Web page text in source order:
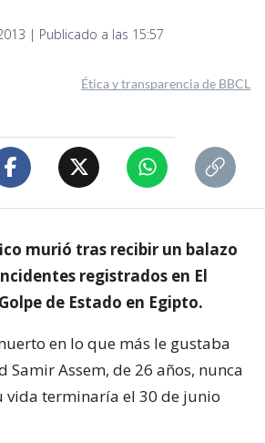
| Publicado a las 15:57
Ética y transparencia de BBCL
murió tras recibir un balazo
registrados en El
de Estado en Egipto.
en lo que más le gustaba
Samir Assem, de 26 años, nunca
vida terminaría el 30 de junio